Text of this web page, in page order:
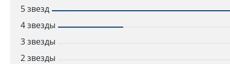
5 звезд
4 звезды
3 звезды
2 звезды